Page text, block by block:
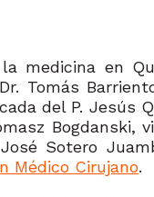
medicina en
Tomás
del P. Jesús
Bogdanski,
Sotero
Médico Cirujano.